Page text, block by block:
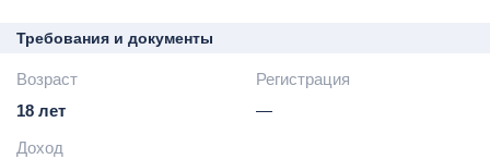
бесплатно
Требования и документы
Возраст
18 лет
Регистрация
—
Доход